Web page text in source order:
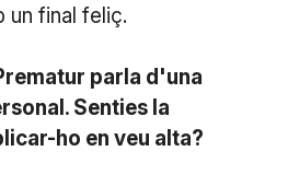
un final feliç.
parla d'una
Senties la
ho en veu alta?